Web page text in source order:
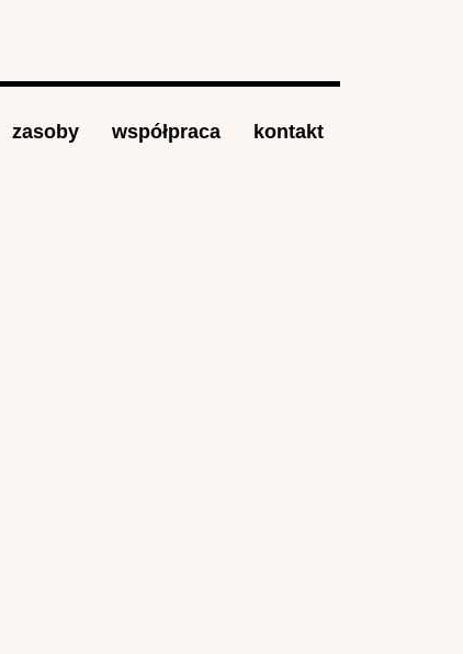
zasoby współpraca kontakt